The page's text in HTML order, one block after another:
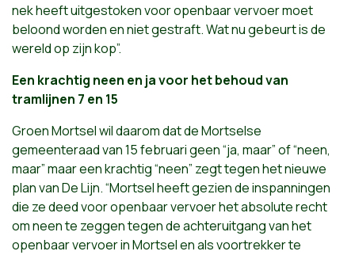
nek heeft uitgestoken voor openbaar vervoer moet
beloond worden en niet gestraft. Wat nu gebeurt is de
wereld op zijn kop”.
Een krachtig neen en ja voor het behoud van
tramlijnen 7 en 15
Groen Mortsel wil daarom dat de Mortselse
gemeenteraad van 15 februari geen “ja, maar” of “neen,
maar” maar een krachtig “neen” zegt tegen het nieuwe
plan van De Lijn. “Mortsel heeft gezien de inspanningen
die ze deed voor openbaar vervoer het absolute recht
om neen te zeggen tegen de achteruitgang van het
openbaar vervoer in Mortsel en als voortrekker te